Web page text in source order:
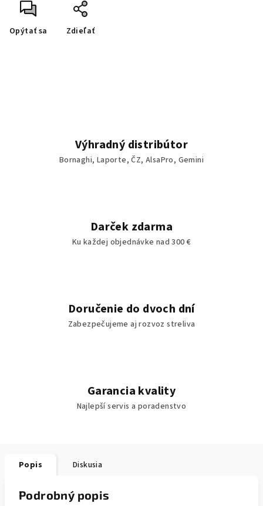
Opýtať sa Zdieľať
Výhradný distribútor
Bornaghi, Laporte, ČZ, AlsaPro, Gemini
Darček zdarma
Ku každej objednávke nad 300 €
Doručenie do dvoch dní
Zabezpečujeme aj rozvoz streliva
Garancia kvality
Najlepší servis a poradenstvo
Popis Diskusia
Podrobný popis